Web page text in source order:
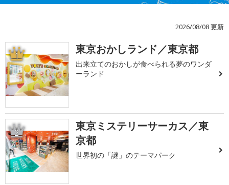
2026/08/08 更新
1 東京おかしランド／東京都
出来立てのおかしが食べられる夢のワンダ
ーランド
2
東京ミステリーサーカス／東
京都
世界初の「謎」のテーマパーク